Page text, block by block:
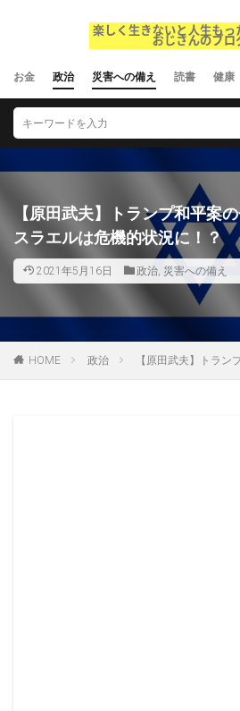
お金 政治 災害への備え 読書 健康
【原田武夫】トランプ和平案
スラエルは危機的状況に！？
2021年5月16日 政治, 災害への備え
HOME 政治 【原田武夫】トラ